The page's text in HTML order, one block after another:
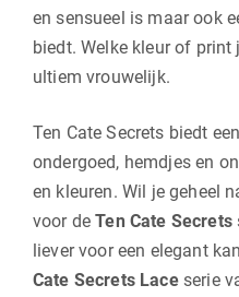
en sensueel is maar ook
biedt. Welke kleur of print
ultiem vrouwelijk.
Ten Cate Secrets biedt
ondergoed, hemdjes en
en kleuren. Wil je geheel
voor deTen Cate Secrets
liever voor een elegant
Cate Secrets Laceserie